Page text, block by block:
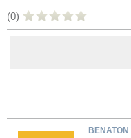
(0)